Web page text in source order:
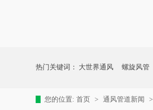
热门关键词： 大世界通风 螺旋风管
您的位置: 首页 > 通风管道新闻 >